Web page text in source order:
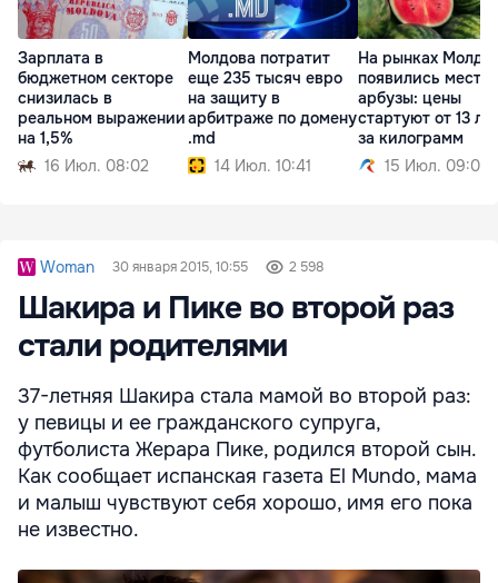
Зарплата в
бюджетном секторе
снизилась в
реальном выражении
на 1,5%
16 Июл. 08:02
Молдова потратит
еще 235 тысяч евро
на защиту в
арбитраже по домену
.md
14 Июл. 10:41
На рынках
появились
арбузы: цены
стартуют от 13
за килограмм
15 Июл. 09:01
Woman 30 января 2015, 10:55 2 598
Шакира и Пике во второй раз
стали родителями
37-летняя Шакира стала мамой во второй раз:
у певицы и ее гражданского супруга,
футболиста Жерара Пике, родился второй сын.
Как сообщает испанская газета El Mundo, мама
и малыш чувствуют себя хорошо, имя его пока
не известно.